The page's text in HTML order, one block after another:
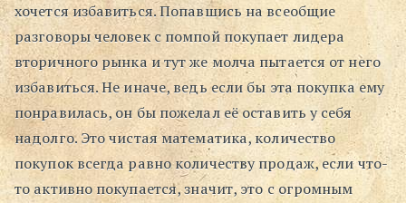
хочется избавиться. Попавшись на всеобщие
разговоры человек с помпой покупает лидера
вторичного рынка и тут же молча пытается от него
избавиться. Не иначе, ведь если бы эта покупка ему
понравилась, он бы пожелал её оставить у себя
надолго. Это чистая математика, количество
покупок всегда равно количеству продаж, если что-
то активно покупается, значит, это с огромным